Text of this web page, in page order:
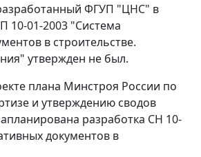
ФГУП "ЦНС" в
10-01-2003 "Система
в строительстве.
утвержден не был.
плана Минстроя России по
и утверждению сводов
разработка СН 10-
документов в